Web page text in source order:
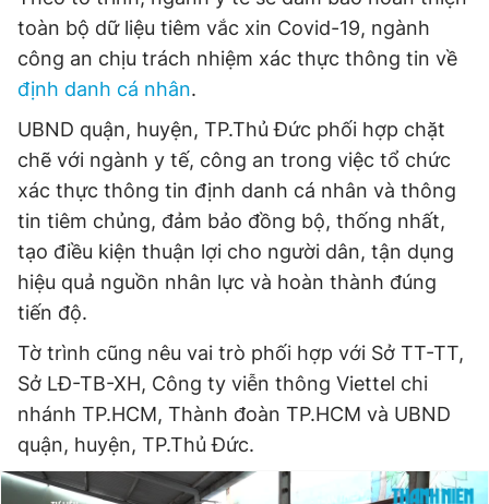
© 2003-2026 Bản quyền thuộc về Báo Thanh Niên. Cấm sao
chép dưới mọi hình thức nếu không có sự chấp thuận bằng văn
bản. Phát triển bởi ePi Technologies, JSC.
toàn bộ dữ liệu tiêm vắc xin Covid-19, ngành
công an chịu trách nhiệm xác thực thông tin về
định danh cá nhân.
UBND quận, huyện, TP.Thủ Đức phối hợp chặt
chẽ với ngành y tế, công an trong việc tổ chức
xác thực thông tin định danh cá nhân và thông
tin tiêm chủng, đảm bảo đồng bộ, thống nhất,
tạo điều kiện thuận lợi cho người dân, tận dụng
hiệu quả nguồn nhân lực và hoàn thành đúng
tiến độ.
Tờ trình cũng nêu vai trò phối hợp với Sở TT-TT,
Sở LĐ-TB-XH, Công ty viễn thông Viettel chi
nhánh TP.HCM, Thành đoàn TP.HCM và UBND
quận, huyện, TP.Thủ Đức.